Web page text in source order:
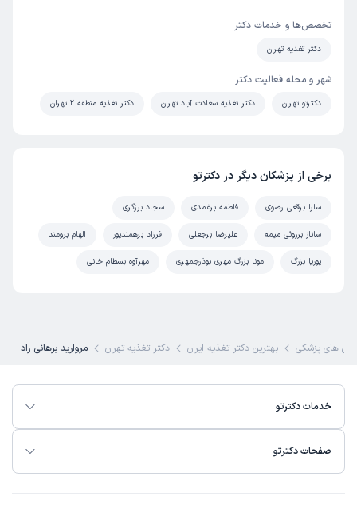
تخصص‌ها و خدمات دکتر
دکتر تغذیه تهران
شهر و محله فعالیت دکتر
دکترتو تهران دکتر تغذیه سعادت آباد تهران دکتر تغذیه منطقه 2 تهران
برخی از پزشکان دیگر در دکترتو
سارا برقعی رضوی فاطمه برغمدی سجاد برزگری
ساناز برزوئی میمه علیرضا برجعلی فرزاد برهمندپور الهام برومند
پوریا بزرگ مونا بزرگ مهری بوذرجمهری مهرآوه بسطام خانی
های پزشکی بهترین دکتر تغذیه ایران دکتر تغذیه تهران مروارید برهانی راد
خدمات دکترتو
صفحات دکترتو